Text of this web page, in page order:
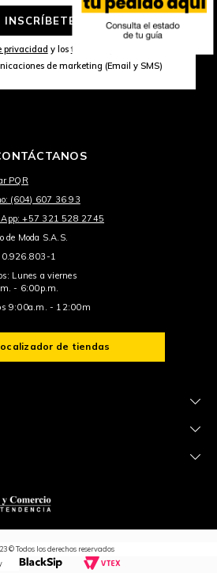
INSCRÍBETE
privacidad y lostérminos y condiciones
de marketing (Email y SMS)
PQR
(604) 607 36 93
+57 321 528 2745
de Moda S.A.S.
1
Lunes a viernes
- 6:00p.m.
9:00a.m. - 12:00m
de tiendas
+
+
+
© Todos los derechos reservados